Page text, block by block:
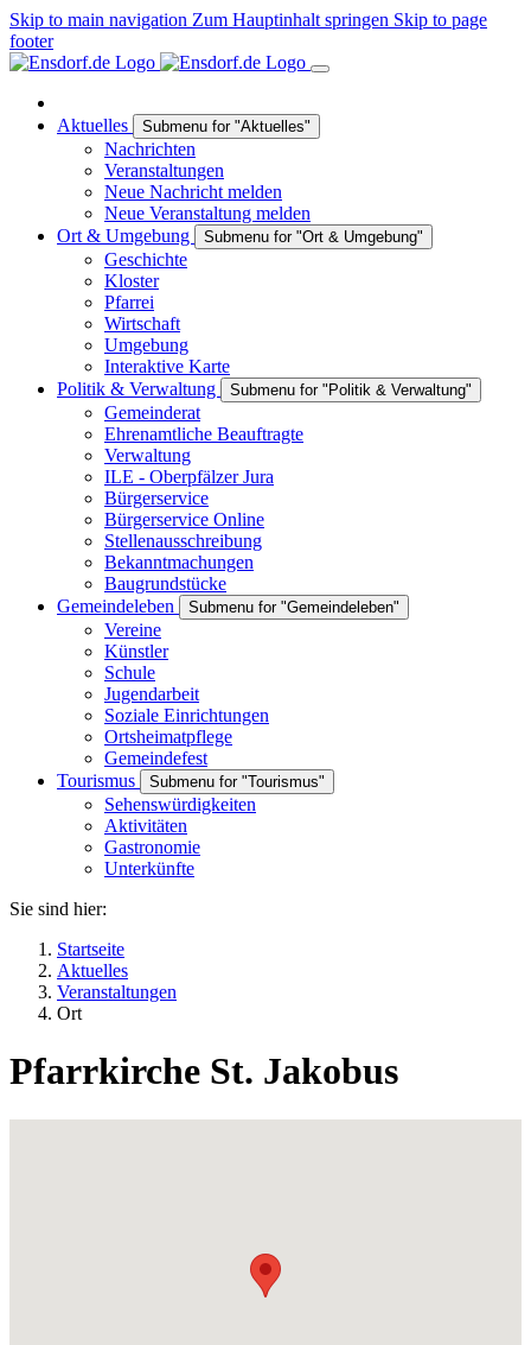
Skip to main navigation Zum Hauptinhalt springen Skip to page
footer
Aktuelles Submenu for "Aktuelles"
Nachrichten
Veranstaltungen
Neue Nachricht melden
Neue Veranstaltung melden
Ort & Umgebung
Submenu for "Ort & Umgebung"
Geschichte
Kloster
Pfarrei
Wirtschaft
Umgebung
Interaktive Karte
Politik & Verwaltung
Submenu for "Politik & Verwaltung"
Gemeinderat
Ehrenamtliche Beauftragte
Verwaltung
ILE - Oberpfälzer Jura
Bürgerservice
Bürgerservice Online
Stellenausschreibung
Bekanntmachungen
Baugrundstücke
Gemeindeleben
Submenu for "Gemeindeleben"
Vereine
Künstler
Schule
Jugendarbeit
Soziale Einrichtungen
Ortsheimatpflege
Gemeindefest
Tourismus
Submenu for "Tourismus"
Sehenswürdigkeiten
Aktivitäten
Gastronomie
Unterkünfte
Sie sind hier:
Startseite
Aktuelles
Veranstaltungen
Ort
Pfarrkirche St. Jakobus